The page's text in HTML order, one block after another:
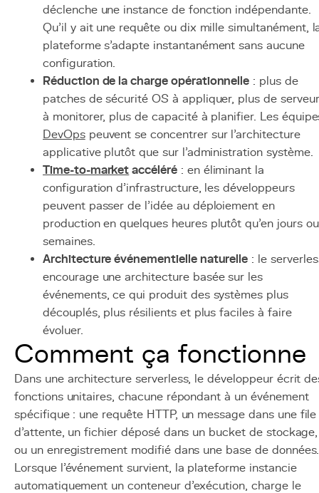
déclenche une instance de fonction indépendante.
Qu'il y ait une requête ou dix mille simultanément,
plateforme s'adapte instantanément sans aucune
configuration.
Réduction de la charge opérationnelle : plus de
patches de sécurité OS à appliquer, plus de
à monitorer, plus de capacité à planifier. Les
DevOpspeuvent se concentrer sur l'architecture
applicative plutôt que sur l'administration système.
Time-to-market accéléré: en éliminant la
configuration d'infrastructure, les développeurs
peuvent passer de l'idée au déploiement en
production en quelques heures plutôt qu'en jours ou
semaines.
Architecture événementielle naturelle : le
encourage une architecture basée sur les
événements, ce qui produit des systèmes plus
découplés, plus résilients et plus faciles à faire
évoluer.
Comment ça fonctionne
Dans une architecture serverless, le développeur écrit
fonctions unitaires, chacune répondant à un événement
spécifique : une requête HTTP, un message dans une file
d'attente, un fichier déposé dans un bucket de stockage,
ou un enregistrement modifié dans une base de données.
Lorsque l'événement survient, la plateforme instancie
automatiquement un conteneur d'exécution, charge le